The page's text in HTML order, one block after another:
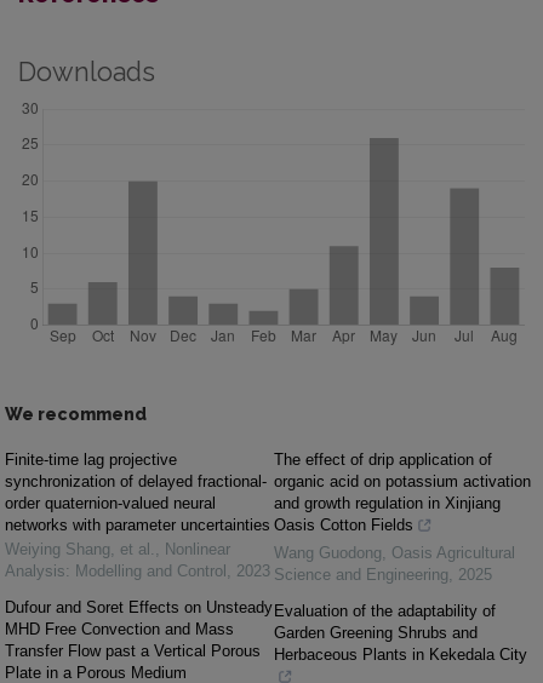
Downloads
We recommend
Finite-time lag projective
synchronization of delayed fractional-
order quaternion-valued neural
networks with parameter uncertainties
Weiying Shang, et al. , Nonlinear
Analysis: Modelling and Control , 2023
Dufour and Soret Effects on Unsteady
MHD Free Convection and Mass
Transfer Flow past a Vertical Porous
Plate in a Porous Medium
The effect of drip application of
organic acid on potassium activation
and growth regulation in Xinjiang
Oasis Cotton Fields
Wang Guodong, Oasis Agricultural
Science and Engineering, 2025
Evaluation of the adaptability of
Garden Greening Shrubs and
Herbaceous Plants in Kekedala City